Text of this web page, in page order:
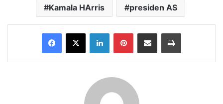
Kamala HArris presiden AS
Facebook
X LinkedInPinterestShare via Email Print